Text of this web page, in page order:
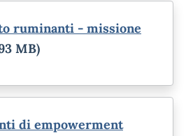
ruminanti - missione
MB)
di empowerment